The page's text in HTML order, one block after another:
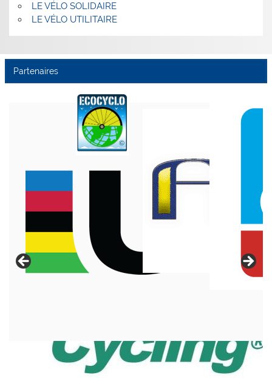
LE VÉLO SOLIDAIRE
LE VÉLO UTILITAIRE
Partenaires